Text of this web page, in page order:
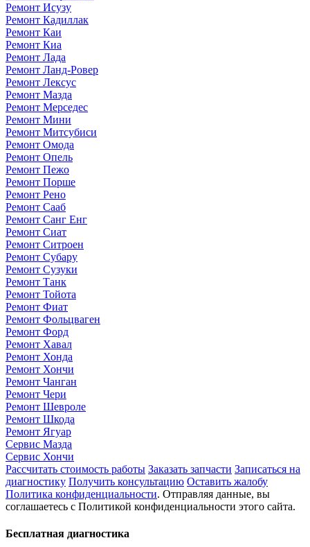
Ремонт Исузу
Ремонт Кадиллак
Ремонт Каи
Ремонт Киа
Ремонт Лада
Ремонт Ланд-Ровер
Ремонт Лексус
Ремонт Мазда
Ремонт Мерседес
Ремонт Мини
Ремонт Митсубиси
Ремонт Омода
Ремонт Опель
Ремонт Пежо
Ремонт Порше
Ремонт Рено
Ремонт Сааб
Ремонт Санг Енг
Ремонт Сиат
Ремонт Ситроен
Ремонт Субару
Ремонт Сузуки
Ремонт Танк
Ремонт Тойота
Ремонт Фиат
Ремонт Фольцваген
Ремонт Форд
Ремонт Хавал
Ремонт Хонда
Ремонт Хончи
Ремонт Чанган
Ремонт Чери
Ремонт Шевроле
Ремонт Шкода
Ремонт Ягуар
Сервис Мазда
Сервис Хончи
Рассчитать стоимость работы Заказать запчасти Записаться на
диагностику Получить консультацию Оставить жалобу
Политика конфиденциальности. Отправляя данные, вы
соглашаетесь с Политикой конфиденциальности этого сайта.
Бесплатная диагностика